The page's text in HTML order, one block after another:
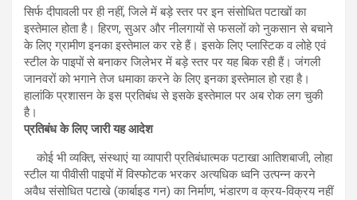
सिर्फ दीपावली पर ही नहीं, जिले में बड़े स्तर पर इन संसोधित पटाखों का
इस्तेमाल होता है। हिरण, सुअर और नीलगायों से फसलों को नुकसान से बचाने
के लिए ग्रामीण इनका इस्तेमाल कर रहे हैं। इसके लिए प्लास्टिक व लोहे एवं
स्टील के पाइपों से बनाकर जिलेभर में बड़े स्तर पर यह बिक रही हैं। जंगली
जानवरों को भगाने तेज धमाका करने के लिए इनका इस्तेमाल हो रहा है।
हालांकि प्रशासन के इस प्रतिबंध से इसके इस्तेमाल पर अब रोक लग चुकी
है।
प्रतिबंध के लिए जारी यह आदेश
कोई भी व्यक्ति, संस्थाएं या व्यापारी प्रतिबंधात्मक पटाखा आतिशबाजी, लोहा
स्टील या पीवीसी पाइपों में विस्फोटक भरकर अत्यधिक ध्वनि उत्पन्न करने
अवैध संसोधित पटाखे (कार्बाइड गन) का निर्माण, भंडारण व क्रय-विक्रय नहीं